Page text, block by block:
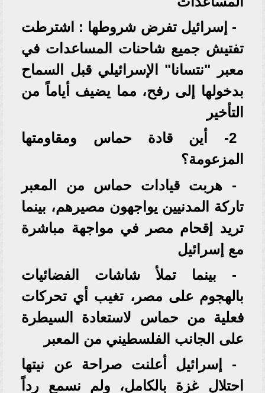
- إسرائيل تفرض شروطها : اشترطت
تفتيش جميع شاحنات المساعدات في
معبر "نتسانا" الإسرائيلي قبل السماح
بدخولها إلى رفح، مما يضيف أياماً من
التأخير
2- أين قادة حماس ومقاومتها
المزعومة؟
- هربت قيادات حماس من المعبر
تاركة المدنيين يواجهون مصيرهم، بينما
تريد إقحام مصر في مواجهة مباشرة
مع إسرائيل
- بينما تملأ شاشات الفضائيات
بالهجوم على مصر، تغيب أي تحركات
فعلية من حماس لاستعادة السيطرة
على الجانب الفلسطيني من المعبر
- إسرائيل أعلنت صراحة عن نيتها
احتلال غزة بالكامل، ولم نسمع رداً